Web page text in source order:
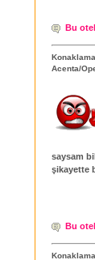
Bu
Acenta/
saysam
şikayette
Bu